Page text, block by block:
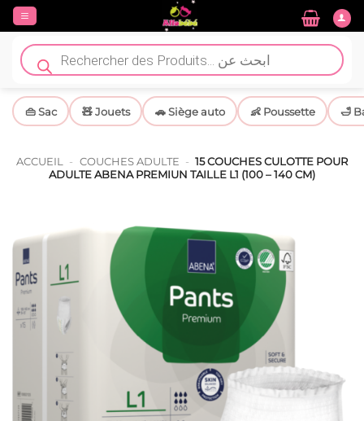
Passer
contenu
Recherche
de
produits
👜 Sac 🧸 Jouets 🚗 Siège auto 👶 Poussette 🛁
ACCUEIL - COUCHES ADULTE - 15 COUCHES CULOTTE POUR
ADULTE ABENA PREMIUN TAILLE L1 (100 – 140 CM)